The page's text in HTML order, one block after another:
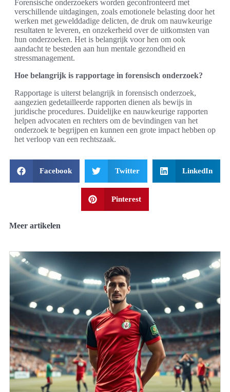
Forensische onderzoekers worden geconfronteerd met
verschillende uitdagingen, zoals emotionele belasting door het
werken met gewelddadige delicten, de druk om nauwkeurige
resultaten te leveren, en onzekerheid over de uitkomsten van
hun onderzoeken. Het is belangrijk voor hen om ook
aandacht te besteden aan hun mentale gezondheid en
stressmanagement.
Hoe belangrijk is rapportage in forensisch onderzoek?
Rapportage is uiterst belangrijk in forensisch onderzoek,
aangezien gedetailleerde rapporten dienen als bewijs in
juridische procedures. Duidelijke en nauwkeurige rapporten
helpen advocaten en rechters om de bevindingen van het
onderzoek te begrijpen en kunnen een grote impact hebben op
het verloop van een rechtszaak.
Facebook Twitter LinkedIn
Pinterest
Meer artikelen